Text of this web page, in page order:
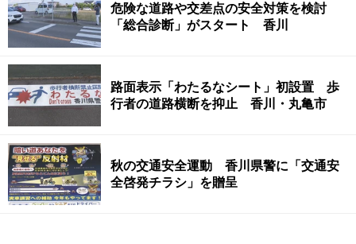
危険な道路や交差点の安全対策を検討
「総合診断」がスタート 香川
路面表示「わたるなシート」初設置 歩
行者の道路横断を抑止 香川・丸亀市
秋の交通安全運動 香川県警に「交通安
全啓発チラシ」を贈呈